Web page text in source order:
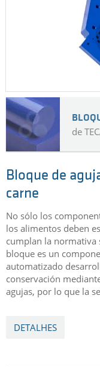
de
Bloque de
carne
No sólo los
los alimentos deben
cumplan la normativa
bloque es un
automatizado
conservación
agujas, por lo que la
DETALHES